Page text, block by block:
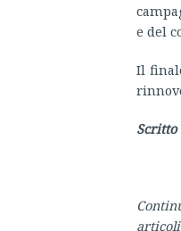
e del
Il
Scritto